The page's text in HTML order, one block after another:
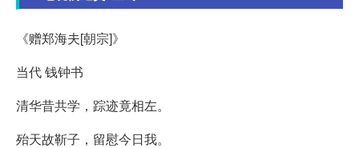
《赠郑海夫[朝宗]》
当代 钱钟书
清华昔共学，踪迹竟相左。
殆天故靳子，留慰今日我。